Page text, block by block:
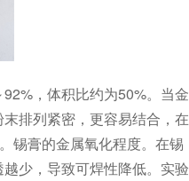
，体积比约为50%。当金
排列紧密，更容易结合，在
锡膏的金属氧化程度。在锡
少，导致可焊性降低。实验